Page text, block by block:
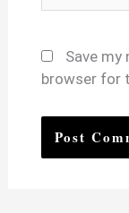
Save my
browser for